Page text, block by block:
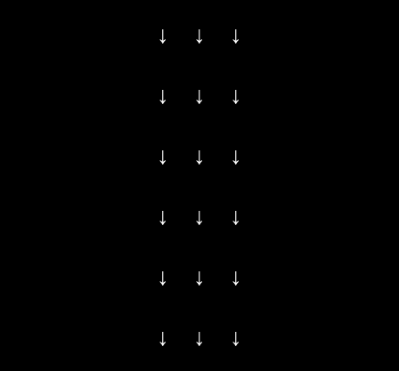
↓ ↓ ↓
↓ ↓ ↓
↓ ↓ ↓
↓ ↓ ↓
↓ ↓ ↓
↓ ↓ ↓